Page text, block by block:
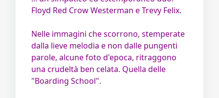
Floyd Red Crow Westerman e Trevy Felix.
Nelle immagini che scorrono, stemperate
dalla lieve melodia e non dalle pungenti
parole, alcune foto d'epoca, ritraggono
una crudeltà ben celata. Quella delle
"Boarding School".